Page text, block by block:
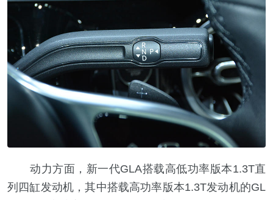
动力方面，新一代GLA搭载高低功率版本1.3T直
列四缸发动机，其中搭载高功率版本1.3T发动机的GL